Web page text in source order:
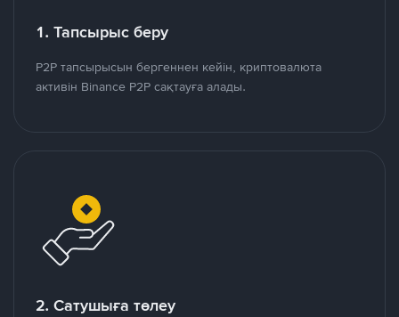
1. Тапсырыс беру
P2P тапсырысын бергеннен кейін, криптовалюта
активін Binance P2P сақтауға алады.
2. Сатушыға төлеу